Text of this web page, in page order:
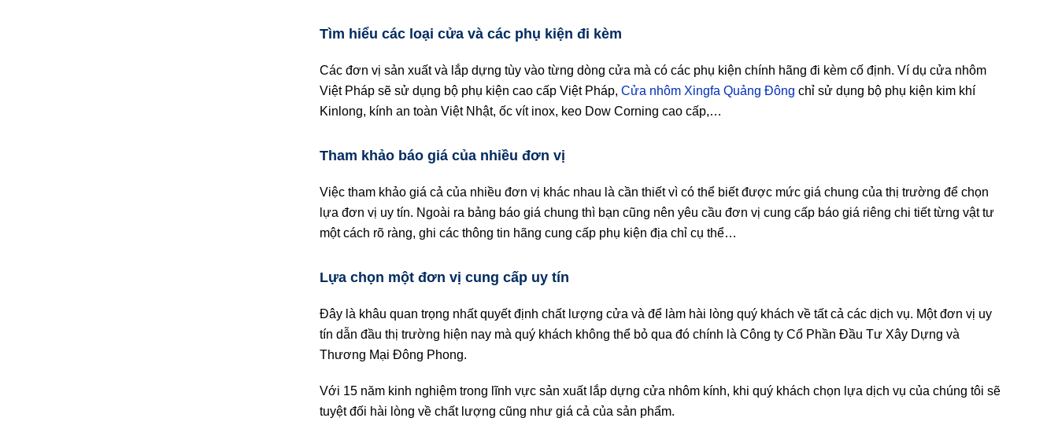
Tìm hiểu các loại cửa và các phụ kiện đi kèm
Các đơn vị sản xuất và lắp dựng tùy vào từng dòng cửa mà có các phụ kiện chính hãng đi kèm cố định. Ví dụ cửa nhôm
Việt Pháp sẽ sử dụng bộ phụ kiện cao cấp Việt Pháp, Cửa nhôm Xingfa Quảng Đông chỉ sử dụng bộ phụ kiện kim khí
Kinlong, kính an toàn Việt Nhật, ốc vít inox, keo Dow Corning cao cấp,…
Tham khảo báo giá của nhiều đơn vị
Việc tham khảo giá cả của nhiều đơn vị khác nhau là cần thiết vì có thể biết được mức giá chung của thị trường để chọn
lựa đơn vị uy tín. Ngoài ra bảng báo giá chung thì bạn cũng nên yêu cầu đơn vị cung cấp báo giá riêng chi tiết từng vật tư
một cách rõ ràng, ghi các thông tin hãng cung cấp phụ kiện địa chỉ cụ thể…
Lựa chọn một đơn vị cung cấp uy tín
Đây là khâu quan trọng nhất quyết định chất lượng cửa và để làm hài lòng quý khách về tất cả các dịch vụ. Một đơn vị uy
tín dẫn đầu thị trường hiện nay mà quý khách không thể bỏ qua đó chính là Công ty Cổ Phần Đầu Tư Xây Dựng và
Thương Mại Đông Phong.
Với 15 năm kinh nghiệm trong lĩnh vực sản xuất lắp dựng cửa nhôm kính, khi quý khách chọn lựa dịch vụ của chúng tôi sẽ
tuyệt đối hài lòng về chất lượng cũng như giá cả của sản phẩm.